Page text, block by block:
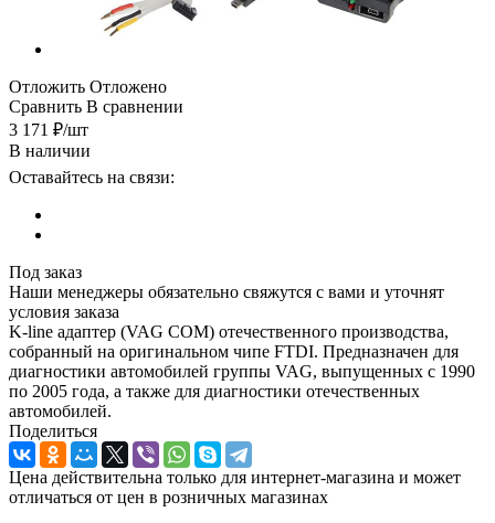
Отложить Отложено
Сравнить В сравнении
3 171 ₽/шт
В наличии
Оставайтесь на связи:
Под заказ
Наши менеджеры обязательно свяжутся с вами и уточнят
условия заказа
K-line адаптер (VAG COM) отечественного производства,
собранный на оригинальном чипе FTDI. Предназначен для
диагностики автомобилей группы VAG, выпущенных с 1990
по 2005 года, а также для диагностики отечественных
автомобилей.
Поделиться
Цена действительна только для интернет-магазина и может
отличаться от цен в розничных магазинах